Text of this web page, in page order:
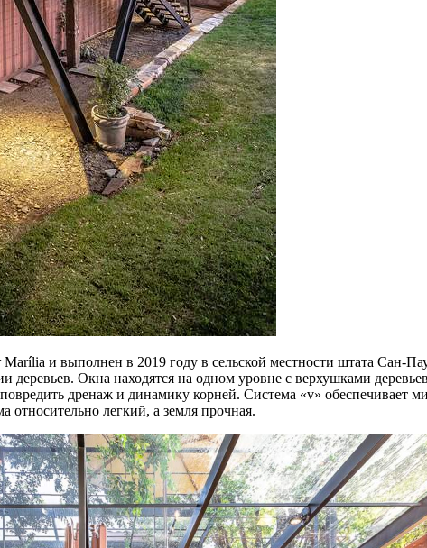
и выполнен в 2019 году в сельской местности штата Сан-
Окна находятся на одном уровне с верхушками
дренаж и динамику корней. Система «v» обеспечивает
относительно легкий, а земля прочная.